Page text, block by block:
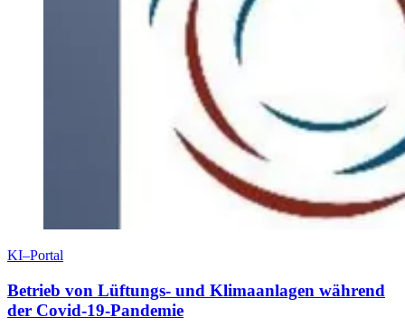
KI–Portal
Betrieb von Lüftungs- und Klimaanlagen während
der Covid-19-Pandemie